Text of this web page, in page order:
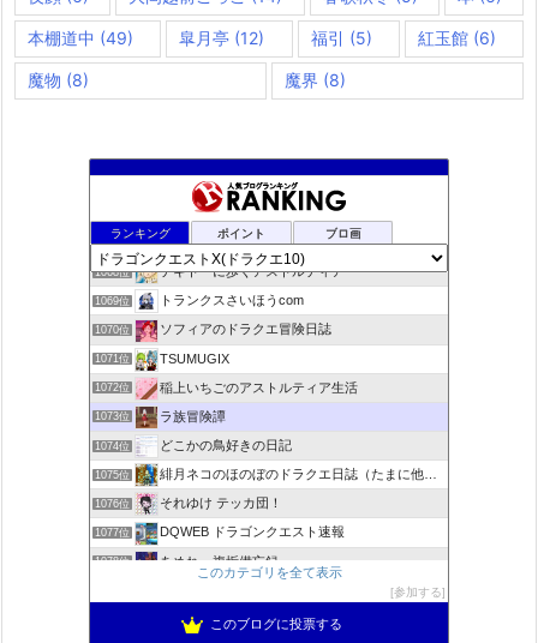
本棚道中 (49) 皐月亭 (12) 福引 (5) 紅玉館(6)
魔物 (8) 魔界 (8)
ランキング ポイント ブロ画
ドラクエ10ラウラの日常とチーム運営ブログ
1067位 デコとギュッとどわこ♪のドラクエ10冒険日記
1068位 テキトーに歩くアストルティア
1069位 トランクスさいほうcom
1070位 ソフィアのドラクエ冒険日誌
1071位 TSUMUGIX
1072位 稲上いちごのアストルティア生活
1073位 ラ族冒険譚
1074位 どこかの鳥好きの日記
1075位 緋月ネコのほのぼのドラクエ日誌（たまに他のことも書いてます)
1076位 それゆけ テッカ団！
1077位 DQWEB ドラゴンクエスト速報
1078位 あめれぃ複垢備忘録
アリアドネからのお便り『Aria de nouvelles』
このカテゴリを全て表示
参加する
このブログに投票する